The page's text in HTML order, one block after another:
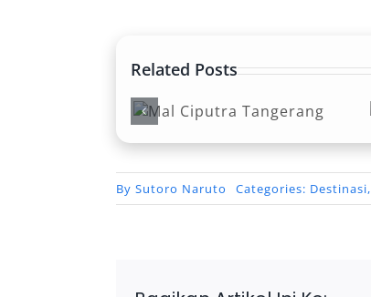
Related Posts
Urban
Farm PIK
By Sutoro Naruto Categories: Destinasi,